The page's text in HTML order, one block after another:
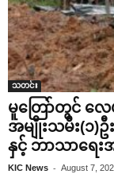
သတင်း
မူတြော်တွင် လ
အမျိုးသမီး(၁)ဦ
နှင့် ဘာသာရေး
KIC News - August 7,